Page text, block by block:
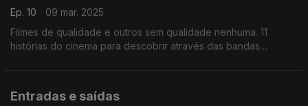
Ep. 10
09 mar. 2025
Filmes de qualidade e outros sem qualidade nenhuma. 11
histórias do cinema para descobrir através das bandas
Entradas e saídas